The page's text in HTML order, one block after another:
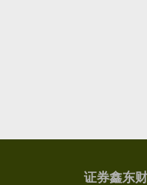
证券鑫东